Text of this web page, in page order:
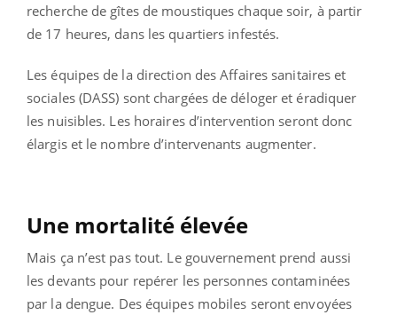
recherche de gîtes de moustiques chaque soir, à partir
de 17 heures, dans les quartiers infestés.
Les équipes de la direction des Affaires sanitaires et
sociales (DASS) sont chargées de déloger et éradiquer
les nuisibles. Les horaires d’intervention seront donc
élargis et le nombre d’intervenants augmenter.
Une mortalité élevée
Mais ça n’est pas tout. Le gouvernement prend aussi
les devants pour repérer les personnes contaminées
par la dengue. Des équipes mobiles seront envoyées